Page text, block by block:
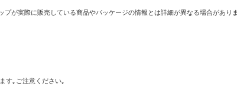
が実際に販売している商品やパッケージの情報とは詳細が異なる場合があり
す｡ご注意ください｡